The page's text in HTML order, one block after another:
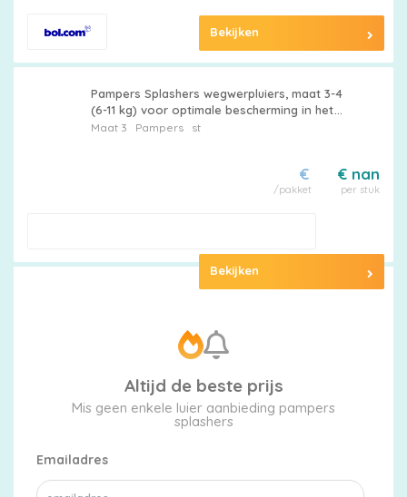
Bekijken
Pampers Splashers wegwerpluiers, maat 3-4
(6-11 kg) voor optimale bescherming in het
water, 12 lagen
Maat 3 Pampersst
€ nan
per stuk
€
/pakket
Altijd de beste prijs
Mis geen enkele luier aanbieding pampers
splashers